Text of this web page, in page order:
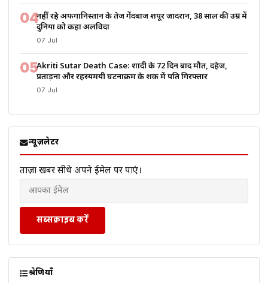
04नहीं रहे अफगानिस्तान के तेज गेंदबाज शपूर ज़ादरान, 38 साल की उम्र में
दुनिया को कहा अलविदा
07 Jul
05Akriti Sutar Death Case: शादी के 72 दिन बाद मौत, दहेज,
प्रताड़ना और रहस्यमयी घटनाक्रम के शक में पति गिरफ्तार
07 Jul
न्यूज़लेटर
ताज़ा खबरें सीधे अपने ईमेल पर पाएं।
सब्सक्राइब करें
श्रेणियाँ